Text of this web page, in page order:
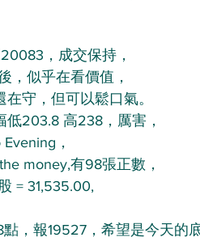
，成交保持，
，似乎在看價值，
守，但可以鬆口氣。
203.8 高238，厲害，
，
money,有98張正數，
= 31,535.00,
，報19527，希望是今天的底